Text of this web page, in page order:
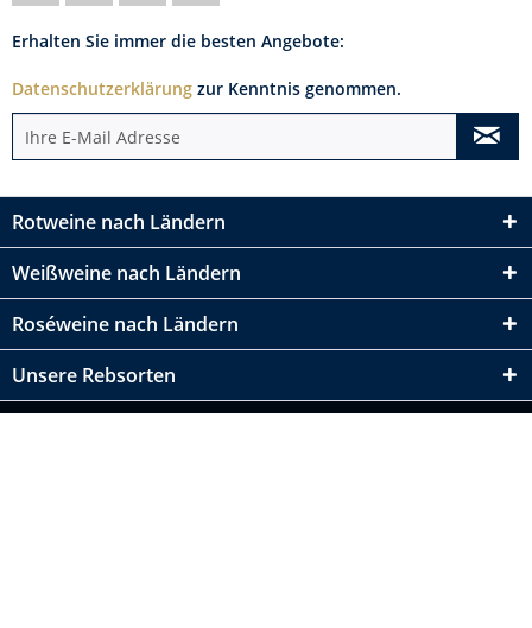
Erhalten Sie immer die besten Angebote:
Datenschutzerklärung zur Kenntnis genommen.
Rotweine nach Ländern
Weißweine nach Ländern
Roséweine nach Ländern
Unsere Rebsorten